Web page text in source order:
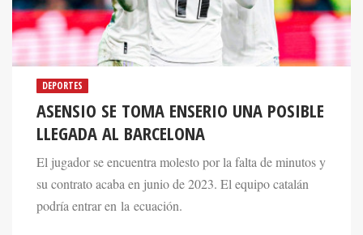
DEPORTES
ASENSIO SE TOMA ENSERIO UNA POSIBLE
LLEGADA AL BARCELONA
El jugador se encuentra molesto por la falta de minutos y
su contrato acaba en junio de 2023. El equipo catalán
podría entrar en la ecuación.